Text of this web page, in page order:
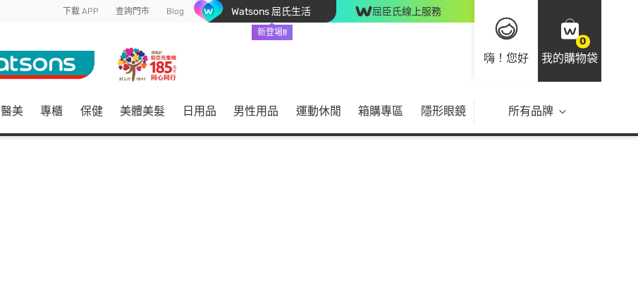
下載 APP 查詢門市 Blog Watsons 屈氏生活
新登場!!
屈臣氏線上服務
嗨！您好
0
我的購物袋
醫美 專櫃 保健 美體美髮 日用品 男性用品 運動休閒 箱購專區 隱形眼鏡 所有品牌